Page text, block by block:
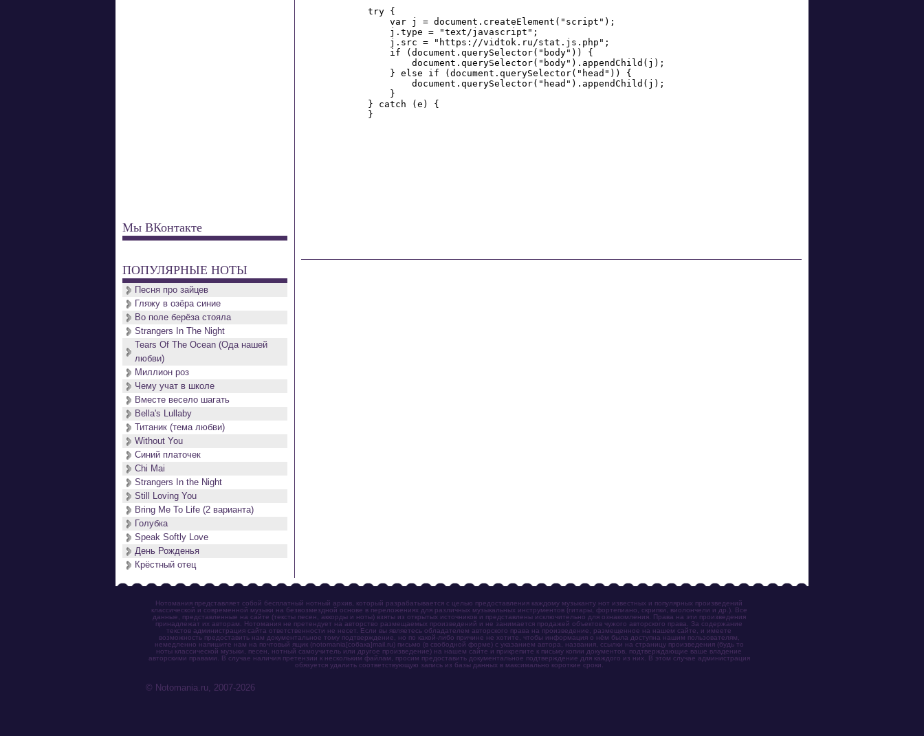
Мы ВКонтакте
ПОПУЛЯРНЫЕ НОТЫ
Песня про зайцев
Гляжу в озёра синие
Во поле берёза стояла
Strangers In The Night
Tears Of The Ocean (Ода нашей
любви)
Миллион роз
Чему учат в школе
Вместе весело шагать
Bella's Lullaby
Титаник (тема любви)
Without You
Синий платочек
Chi Mai
Strangers In the Night
Still Loving You
Bring Me To Life (2 варианта)
Голубка
Speak Softly Love
День Рожденья
Крёстный отец
Нотомания представляет собой бесплатный нотный архив, который разрабатывается с целью предоставления каждому музыканту нот известных и популярных произведений
классической и современной музыки на безвозмездной основе в переложениях для различных музыкальных инструментов (гитары, фортепиано, скрипки, виолончели и др.). Все
данные, представленные на сайте (тексты песен, аккорды и ноты) взяты из открытых источников и представлены исключительно для ознакомления. Права на эти произведения
принадлежат их авторам. Нотомания не претендует на авторство размещаемых произведений и не занимается продажей объектов чужого авторского права. За содержание
текстов администрация сайта ответственности не несет. Если вы являетесь обладателем авторского права на произведение, размещенное на нашем сайте, и имеете
возможность предоставить нам документальное тому подтверждение, но по какой-либо причине не хотите, чтобы информация о нём была доступна нашим пользователям,
немедленно напишите нам на почтовый ящик (notomania[собака]mail.ru) письмо (в свободной форме) с указанием автора, названия, ссылки на страницу произведения (будь то
ноты классической музыки, песен, нотный самоучитель или другое произведение) на нашем сайте и прикрепите к письму копии документов, подтверждающие ваше владение
авторскими правами. В случае наличия претензии к нескольким файлам, просим предоставить документальное подтверждение для каждого из них. В этом случае администрация
обязуется удалить соответствующую запись из базы данных в максимально короткие сроки.
© Notomania.ru, 2007-2026